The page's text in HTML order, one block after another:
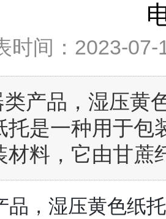
时间：2023-07-
产品，湿压黄
托是一种用于包
材料，它由甘蔗
品，湿压黄色纸